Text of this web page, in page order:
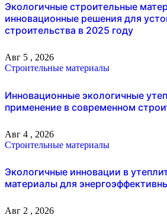
Экологичные строительные
инновационные решения для
строительства в 2025 году
Авг 5 , 2026
Строительные материалы
Инновационные экологичные
применение в современном
Авг 4 , 2026
Строительные материалы
Экологичные инновации в
материалы для
Авг 2 , 2026